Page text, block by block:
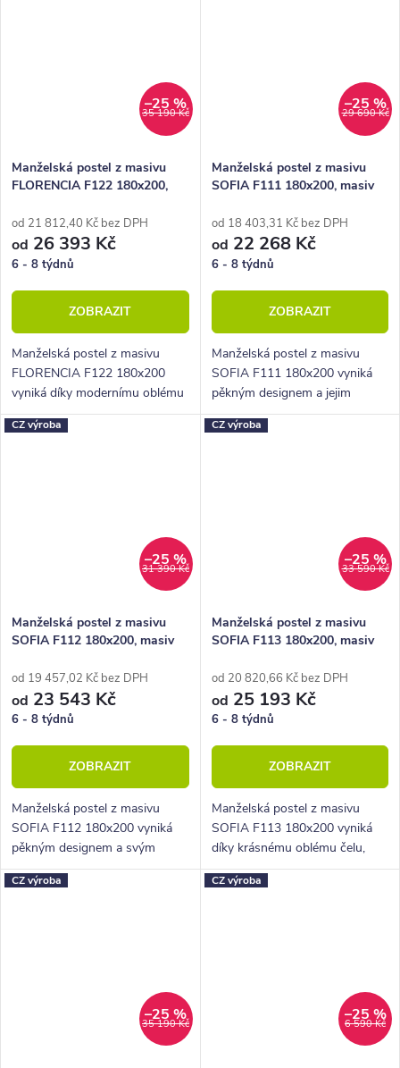
35 190 Kč
–25 %
Manželská postel z masivu
FLORENCIA F122 180x200,
od 21 812,40 Kč bez DPH
od 26 393 Kč
6 - 8 týdnů
ZOBRAZIT
Manželská postel z masivu
FLORENCIA F122 180x200
vyniká díky modernímu oblému
čelu, které je v podobě laťek.
29 690 Kč
–25 %
Manželská postel z masivu
SOFIA F111 180x200, masiv
od 18 403,31 Kč bez DPH
od 22 268 Kč
6 - 8 týdnů
ZOBRAZIT
Manželská postel z masivu
SOFIA F111 180x200 vyniká
pěkným designem a jejim
náročně zpracovaném
kazetovém čele.
CZ výroba
31 390 Kč
–25 %
Manželská postel z masivu
SOFIA F112 180x200, masiv
od 19 457,02 Kč bez DPH
od 23 543 Kč
6 - 8 týdnů
ZOBRAZIT
Manželská postel z masivu
SOFIA F112 180x200 vyniká
pěkným designem a svým
rovným čteverečkovaným
čelem.
CZ výroba
33 590 Kč
–25 %
Manželská postel z masivu
SOFIA F113 180x200, masiv
od 20 820,66 Kč bez DPH
od 25 193 Kč
6 - 8 týdnů
ZOBRAZIT
Manželská postel z masivu
SOFIA F113 180x200 vyniká
díky krásnému oblému čelu,
které má tři výplně.
CZ výroba
35 190 Kč
–25 %
CZ výroba
6 590 Kč
–25 %